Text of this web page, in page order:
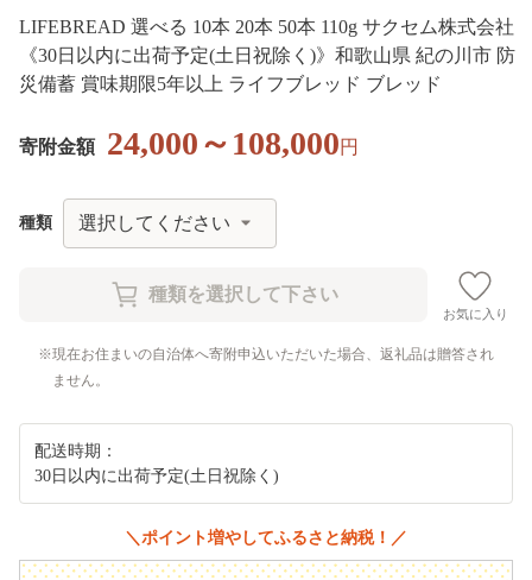
LIFEBREAD 選べる 10本 20本 50本 110g サクセム株式会社
《30日以内に出荷予定(土日祝除く)》和歌山県 紀の川市 防
災備蓄 賞味期限5年以上 ライフブレッド ブレッド
寄附金額 24,000～108,000円
種類
お気に入り
現在お住まいの自治体へ寄附申込いただいた場合、返礼品は贈答され
ません。
配送時期：
30日以内に出荷予定(土日祝除く)
＼ポイント増やしてふるさと納税！／